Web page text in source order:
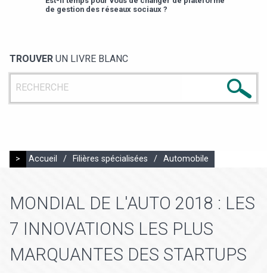
de gestion des réseaux sociaux ?
TROUVER UN LIVRE BLANC
> Accueil / Filières spécialisées / Automobile
MONDIAL DE L'AUTO 2018 : LES
7 INNOVATIONS LES PLUS
MARQUANTES DES STARTUPS